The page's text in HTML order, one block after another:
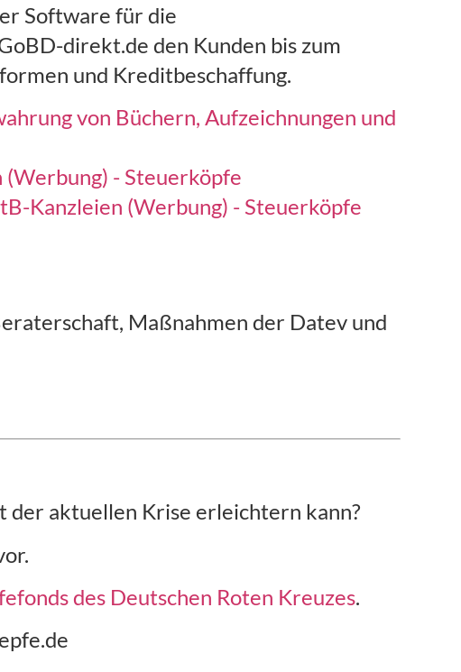
Software für die
direkt.de den Kunden bis zum
und Kreditbeschaffung.
von Büchern, Aufzeichnungen und
- Steuerköpfe
Kanzleien (Werbung) - Steuerköpfe
Maßnahmen der Datev und
der aktuellen Krise erleichtern kann?
des Deutschen Roten Kreuzes.